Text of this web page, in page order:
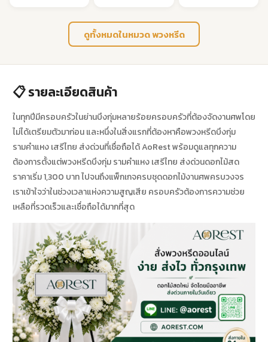
2,500 ฿.
3,000 ฿.2,500 ฿.
ดูทั้งหมดในหมวด พวงหรีด
📋 รายละเอียดสินค้า
ในทุกปีมีครอบครัวในย่านบึงกุ่มหลายร้อยครอบครัวที่ต้องจัดงานศพโดย
ไม่ได้เตรียมตัวมาก่อน และหนึ่งในสิ่งแรกที่ต้องหาคือพวงหรีดบึงกุ่ม
รามคำแหง เสรีไทย ส่งด่วนที่เชื่อถือได้ AoRest พร้อมดูแลทุกความ
ต้องการตั้งแต่พวงหรีดบึงกุ่ม รามคำแหง เสรีไทย ส่งด่วนดอกไม้สด
ราคาเริ่ม 1,300 บาท ไปจนถึงแพ็กเกจครบชุดดอกไม้งานศพครบวงจร
เราเข้าใจว่าในช่วงเวลาแห่งความสูญเสีย ครอบครัวต้องการความช่วย
เหลือที่รวดเร็วและเชื่อถือได้มากที่สุด